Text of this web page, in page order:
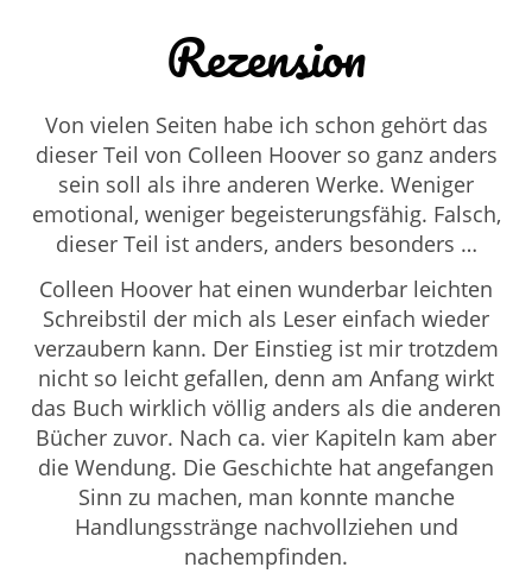
Rezension
Von vielen Seiten habe ich schon gehört das
dieser Teil von Colleen Hoover so ganz anders
sein soll als ihre anderen Werke. Weniger
emotional, weniger begeisterungsfähig. Falsch,
dieser Teil ist anders, anders besonders …
Colleen Hoover hat einen wunderbar leichten
Schreibstil der mich als Leser einfach wieder
verzaubern kann. Der Einstieg ist mir trotzdem
nicht so leicht gefallen, denn am Anfang wirkt
das Buch wirklich völlig anders als die anderen
Bücher zuvor. Nach ca. vier Kapiteln kam aber
die Wendung. Die Geschichte hat angefangen
Sinn zu machen, man konnte manche
Handlungsstränge nachvollziehen und
nachempfinden.